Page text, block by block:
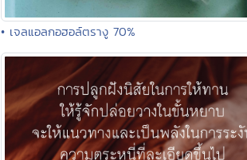
• เจลแอลกอฮอล์ตรางู 70%